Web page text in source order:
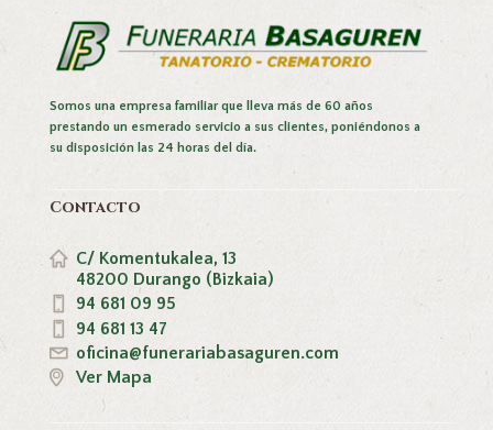
Somos una empresa familiar que lleva más de 60 años
prestando un esmerado servicio a sus clientes, poniéndonos a
su disposición las 24 horas del día.
Contacto
C/ Komentukalea, 13
48200 Durango (Bizkaia)
94 681 09 95
94 681 13 47
oficina@funerariabasaguren.com
Ver Mapa